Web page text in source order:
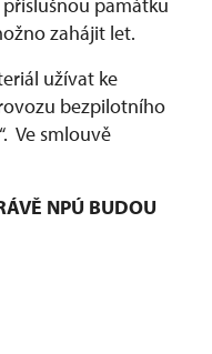
zahájit let.
užívat ke
bezpilotního
Ve smlouvě
NPÚ BUDOU